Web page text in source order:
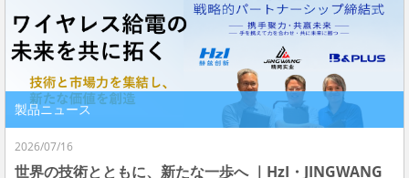
製品ニュース
2026/07/16
世界の技術とともに、新たな一歩へ ｜HzI・JINGWANG